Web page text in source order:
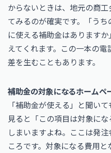
からないときは、地元の商
てみるのが確実です。「う
に使える補助金はあります
えてくれます。この一本の
差を生むこともあります。
補助金の対象になるホームペ
「補助金が使える」と聞い
見ると「この項目は対象に
しまいますよね。ここは発
ころです。対象になる費用